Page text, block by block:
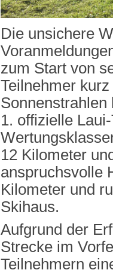
Die unsichere
zum Start von
Teilnehmer
1. offizielle
12 Kilometer
anspruchsvolle
Kilometer und
Skihaus.
Aufgrund der
Strecke im
Teilnehmern